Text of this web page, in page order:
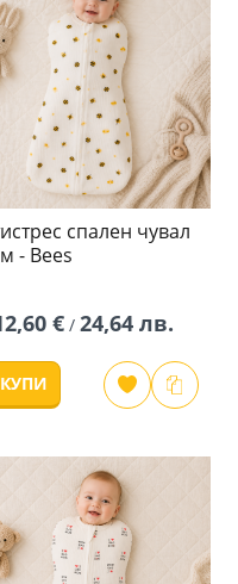
спален чувал
- Bees
€/ 24,64 лв.
КУПИ